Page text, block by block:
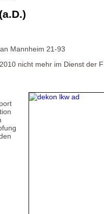
Mannheim 21-93
nicht mehr im Dienst der